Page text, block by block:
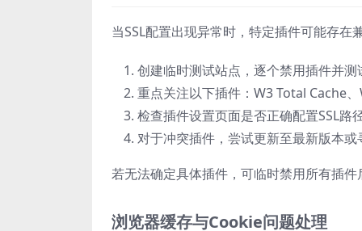
当SSL配置出现异常时，特定插件可能存
创建临时测试站点，逐个禁用插件并测
重点关注以下插件：W3 Total Cache
检查插件设置页面是否正确配置SSL路
对于冲突插件，尝试更新至最新版本或
若无法确定具体插件，可临时禁用所有插
浏览器缓存与Cookie问题处理